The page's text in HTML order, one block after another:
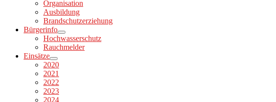
Organisation
Ausbildung
Brandschutzerziehung
Bürgerinfo
Hochwasserschutz
Rauchmelder
Einsätze
2020
2021
2022
2023
2024